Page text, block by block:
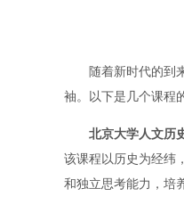
随着新时代的到
袖。以下是几个课程
北京大学人文历
该课程以历史为经纬
和独立思考能力，培